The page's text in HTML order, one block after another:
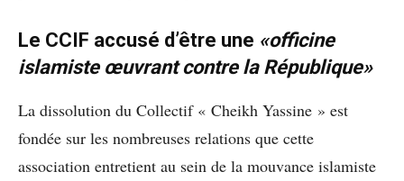
Le CCIF accusé d’être une «officine
islamiste œuvrant contre la République»
La dissolution du Collectif « Cheikh Yassine » est
fondée sur les nombreuses relations que cette
association entretient au sein de la mouvance islamiste